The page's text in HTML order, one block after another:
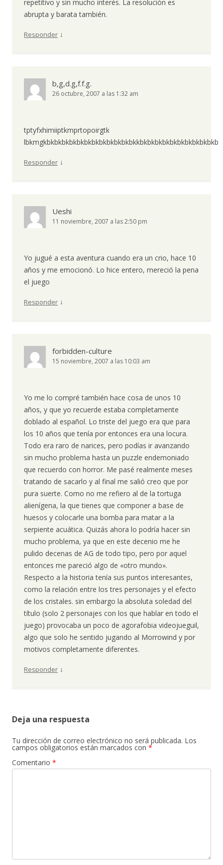
repetitivo y sin mucho interés. La resolución es
abrupta y barata también.
Responder ↓
b,g,d.g,f.f.g.
26 octubre, 2007 a las 1:32 am
tptyfxhimiiptkmprtopoirgtk
lbkmgkbkbkbkbkbkbkbkbkbkbkbkbkkbkbkbkbkbkbkbkbkbkbkb
Responder ↓
Ueshi
11 noviembre, 2007 a las 2:50 pm
Yo jugué a esta aventura cuando era un crio, hace 10
años y me emocionó. Lo hice entero, mereció la pena
el juego
Responder ↓
forbidden-culture
15 noviembre, 2007 a las 10:03 am
Yo me lo compré también hace cosa de unos 10
años, y que yo recuerde estaba completamente
doblado al español. Lo triste del juego era que para
los 10 años que tenía por entonces era una locura.
Todo era raro de narices, pero podías ir avanzando
sin mucho problema hasta un puzzle endemoniado
que recuerdo con horror. Me pasé realmente meses
tratando de sacarlo y al final me salió creo que por
pura suerte. Como no me refiero al de la tortuga
alienígena, la que tienes que componer a base de
huesos y colocarle una bomba para matar a la
serpiente acuática. Quizás ahora lo podría hacer sin
mucho problema, ya que en este decenio me he
pulido decenas de AG de todo tipo, pero por aquel
entonces me pareció algo de «otro mundo».
Respecto a la historia tenía sus puntos interesantes,
como la relación entre los tres personajes y el efecto
de los cristales. sin embargo la absoluta soledad del
título (solo 2 personajes con los que hablar en todo el
juego) provocaba un poco de agorafobia videojueguil,
algo que solo he sentido jugando al Morrowind y por
motivos completamente diferentes.
Responder ↓
Deja una respuesta
Tu dirección de correo electrónico no será publicada. Los
campos obligatorios están marcados con *
Comentario *